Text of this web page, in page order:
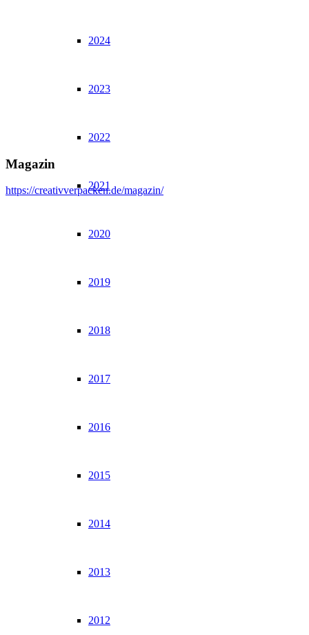
2024
2023
2022
2021
2020
2019
2018
2017
2016
2015
2014
2013
2012
Magazin
https://creativverpacken.de/magazin/